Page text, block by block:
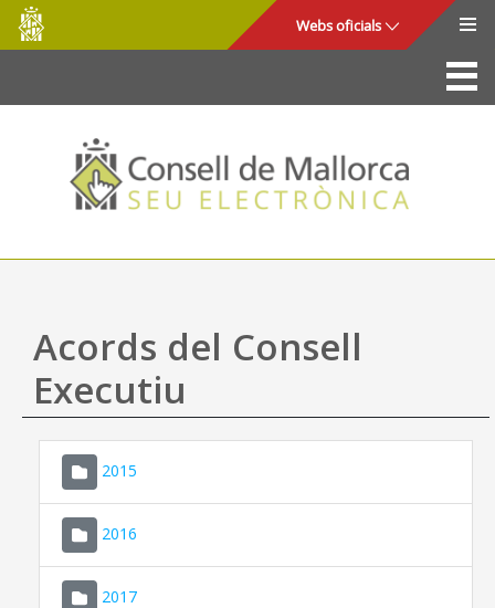
Salta al contingut principal
Consell
de
Mallorca
Webs oficials
La Seu
Consell de Mallorca
Accés i seguretat
Utilitats
Ajuda
Acords del Consell
Executiu
2015
2016
2017